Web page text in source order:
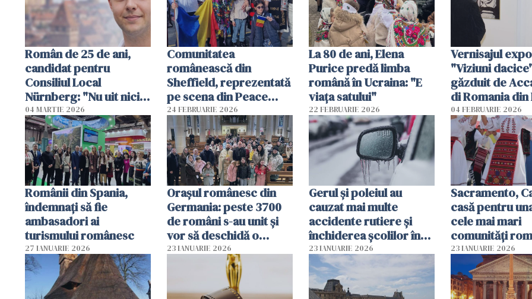
Român de 25 de ani,
candidat pentru
Consiliul Local
Nürnberg: "Nu uit nicio
clipă rădăcinile și limba
română"
04 MARTIE 2026
Comunitatea
românească din
Sheffield, reprezentată
pe scena din Peace
Gardens cu ocazia
celebrării Anului Nou
Chinezesc
24 FEBRUARIE 2026
La 80 de ani, Elena
Purice predă limba
română în Ucraina: "E
viața satului"
22 FEBRUARIE 2026
Vernisajul
"Viziuni
găzduit de
di Romania din
04 FEBRUARIE 2026
Românii din Spania,
îndemnați să fie
ambasadori ai
turismului românesc
27 IANUARIE 2026
Orașul românesc din
Germania: peste 3700
de români s-au unit și
vor să deschidă o
grădiniță
23 IANUARIE 2026
Gerul şi poleiul au
cauzat mai multe
accidente rutiere şi
închiderea şcolilor în
Germania
23 IANUARIE 2026
Sacramento,
casă pentru
cele mai mari
comunități
din SUA
23 IANUARIE 2026